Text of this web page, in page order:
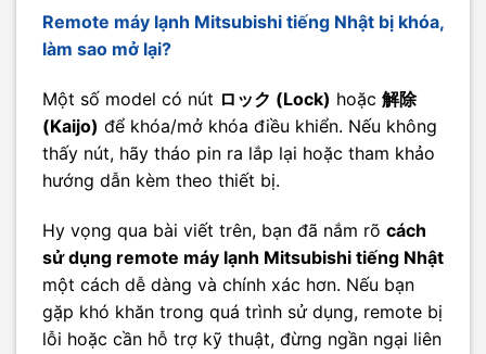
Remote máy lạnh Mitsubishi tiếng Nhật bị khóa,
làm sao mở lại?
Một số model có nút ロック (Lock) hoặc 解除
(Kaijo) để khóa/mở khóa điều khiển. Nếu không
thấy nút, hãy tháo pin ra lắp lại hoặc tham khảo
hướng dẫn kèm theo thiết bị.
Hy vọng qua bài viết trên, bạn đã nắm rõ cách
sử dụng remote máy lạnh Mitsubishi tiếng Nhật
một cách dễ dàng và chính xác hơn. Nếu bạn
gặp khó khăn trong quá trình sử dụng, remote bị
lỗi hoặc cần hỗ trợ kỹ thuật, đừng ngần ngại liên